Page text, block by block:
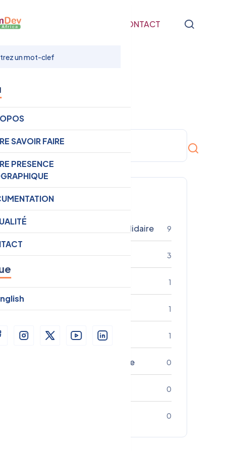
CONTACT
SAVOIR FAIRE
PRESENCE
Catégories
Economie sociale et solidaire 9
Plaidoyer 3
1
Engagement citoyen 1
Impact 1
Développement Durable 0
0
0